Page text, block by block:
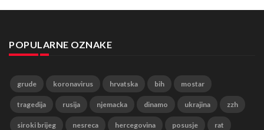
POPULARNE OZNAKE
grude koronavirus hrvatska bih mostar
tragedija rusija njemacka dinamo ukrajina zzh
siroki brijeg nesreca hercegovina posusje rat